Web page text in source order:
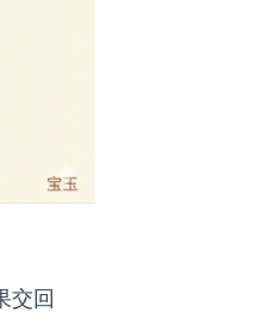
交回